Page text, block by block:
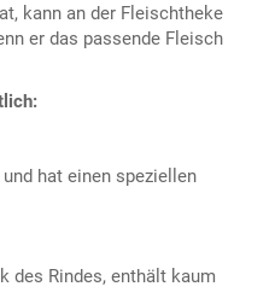
kann an der Fleischtheke
er das passende Fleisch
hat einen speziellen
des Rindes, enthält kaum